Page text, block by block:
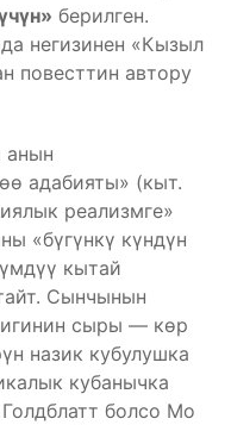
берилген.
негизинен «Кызыл
повесттин автору
анын
адабияты» (кыт.
реализмге»
«бүгүнкү күндүн
кытай
Сынчынын
сыры — көр
назик кубулушка
кубанычка
болсо Мо